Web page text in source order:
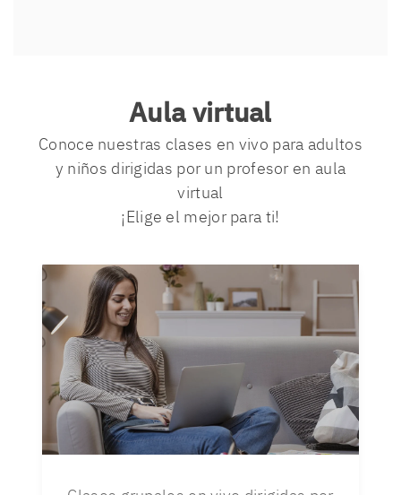
Aula virtual
Conoce nuestras clases en vivo para adultos
y niños dirigidas por un profesor en aula
virtual
¡Elige el mejor para ti!